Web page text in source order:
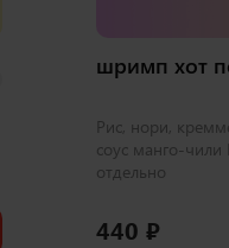
шримп хот
Рис, нори,
соус манго-
отдельно
440 ₽